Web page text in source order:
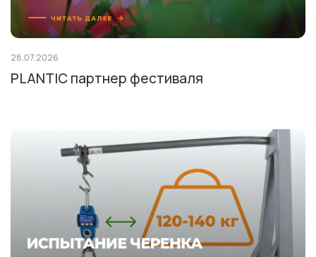
28.07.2026
PLANTIC партнер фестиваля